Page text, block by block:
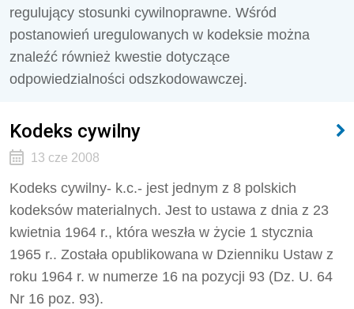
regulujący stosunki cywilnoprawne. Wśród
postanowień uregulowanych w kodeksie można
znaleźć również kwestie dotyczące
odpowiedzialności odszkodowawczej.
Kodeks cywilny
13 cze 2008
Kodeks cywilny- k.c.- jest jednym z 8 polskich
kodeksów materialnych. Jest to ustawa z dnia z 23
kwietnia 1964 r., która weszła w życie 1 stycznia
1965 r.. Została opublikowana w Dzienniku Ustaw z
roku 1964 r. w numerze 16 na pozycji 93 (Dz. U. 64
Nr 16 poz. 93).